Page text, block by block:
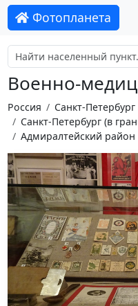
Фотопланета
Военно-
Россия
Санкт-Петербург
Санкт-Петербург (в
Адмиралтейский район